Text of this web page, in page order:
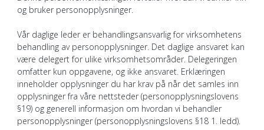
og bruker personopplysninger.
Vår daglige leder er behandlingsansvarlig for virksomhetens
behandling av personopplysninger. Det daglige ansvaret kan
være delegert for ulike virksomhetsområder. Delegeringen
omfatter kun oppgavene, og ikke ansvaret. Erklæringen
inneholder opplysninger du har krav på når det samles inn
opplysninger fra våre nettsteder (personopplysningslovens
§19) og generell informasjon om hvordan vi behandler
personopplysninger (personopplysningslovens §18 1. ledd).